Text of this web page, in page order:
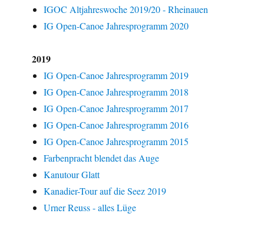
IGOC Altjahreswoche 2019/20 - Rheinauen
IG Open-Canoe Jahresprogramm 2020
2019
IG Open-Canoe Jahresprogramm 2019
IG Open-Canoe Jahresprogramm 2018
IG Open-Canoe Jahresprogramm 2017
IG Open-Canoe Jahresprogramm 2016
IG Open-Canoe Jahresprogramm 2015
Farbenpracht blendet das Auge
Kanutour Glatt
Kanadier-Tour auf die Seez 2019
Urner Reuss - alles Lüge